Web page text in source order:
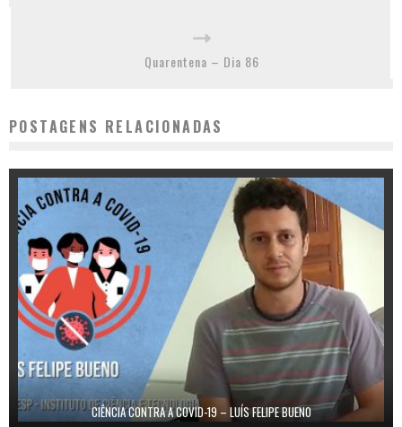
Quarentena – Dia 86
POSTAGENS RELACIONADAS
CIÊNCIA CONTRA A COVID-19 – LUÍS FELIPE BUENO